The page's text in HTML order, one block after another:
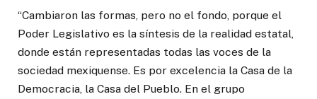
“Cambiaron las formas, pero no el fondo, porque el
Poder Legislativo es la síntesis de la realidad estatal,
donde están representadas todas las voces de la
sociedad mexiquense. Es por excelencia la Casa de la
Democracia, la Casa del Pueblo. En el grupo